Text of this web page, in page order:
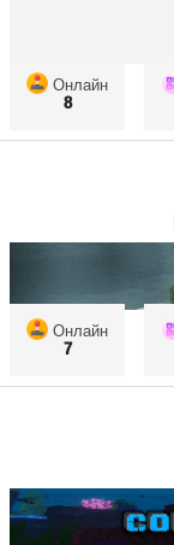
Онлайн
8
Онлайн
7